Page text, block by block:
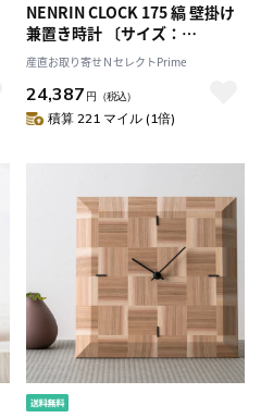
NENRIN CLOCK 175 縞 壁掛け
兼置き時計 〔サイズ：
W175×H175×D40mm、補助
脚付き、単三電池1本〕［北海
道・離島 配送不可］
産直お取り寄せＮセレクトPrime
24,387 円 （税込）
積算 221 マイル (1倍)